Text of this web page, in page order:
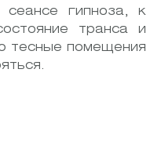
гипноза, к
транса и
тесные помещения